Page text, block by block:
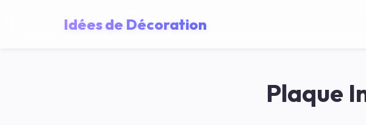
Idées de Décoration
Plaque